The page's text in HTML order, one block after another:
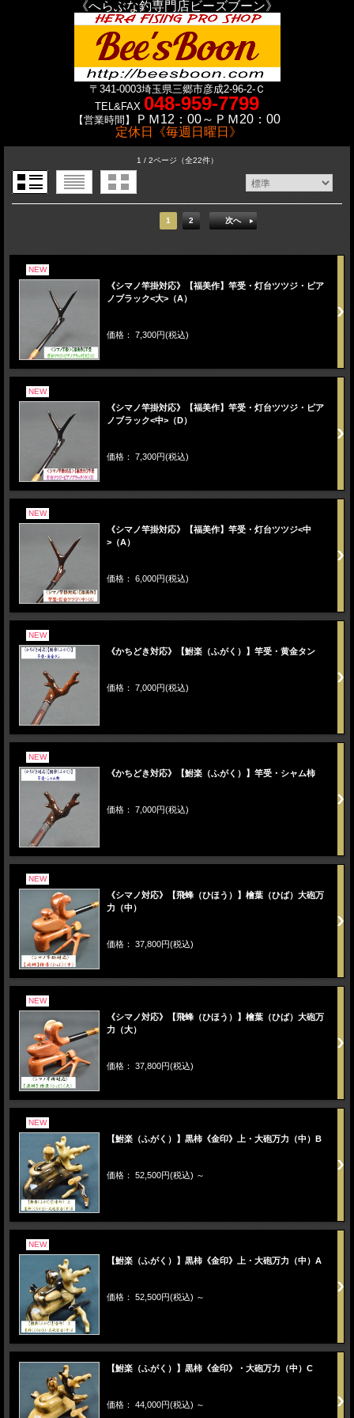
《へらぶな釣専門店ビーズブーン》
〒341-0003埼玉県三郷市彦成2-96-2-Ｃ
TEL&FAX 048-959-7799
【営業時間】
ＰＭ12：00～ＰＭ20：00
定休日《毎週日曜日》
1 / 2ページ（全22件）
1 2 次へ
NEW
《シマノ竿掛対応》【福美作】竿受・灯台ツツジ・ピア
ノブラック<大>（A）
価格： 7,300円(税込)
NEW
《シマノ竿掛対応》【福美作】竿受・灯台ツツジ・ピア
ノブラック<中>（D）
価格： 7,300円(税込)
NEW
《シマノ竿掛対応》【福美作】竿受・灯台ツツジ<中
>（A）
価格： 6,000円(税込)
NEW
《かちどき対応》【鮒楽（ふがく）】竿受・黄金タン
価格： 7,000円(税込)
NEW
《かちどき対応》【鮒楽（ふがく）】竿受・シャム柿
価格： 7,000円(税込)
NEW
《シマノ対応》【飛蜂（ひほう）】檜葉（ひば）大砲万
力（中）
価格： 37,800円(税込)
NEW
《シマノ対応》【飛蜂（ひほう）】檜葉（ひば）大砲万
力（大）
価格： 37,800円(税込)
NEW
【鮒楽（ふがく）】黒柿《金印》上・大砲万力（中）B
価格： 52,500円(税込) ～
NEW
【鮒楽（ふがく）】黒柿《金印》上・大砲万力（中）A
価格： 52,500円(税込) ～
【鮒楽（ふがく）】黒柿《金印》・大砲万力（中）C
価格： 44,000円(税込) ～